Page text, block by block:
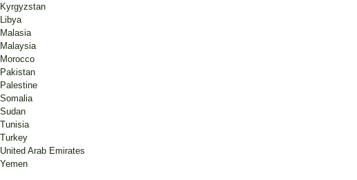
Kyrgyzstan
Libya
Malasia
Malaysia
Morocco
Pakistan
Palestine
Somalia
Sudan
Tunisia
Turkey
United Arab Emirates
Yemen